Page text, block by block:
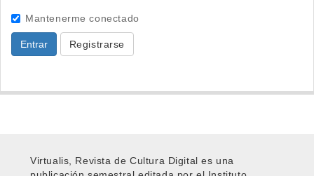
Mantenerme conectado
Entrar Registrarse
Virtualis, Revista de Cultura Digital es una